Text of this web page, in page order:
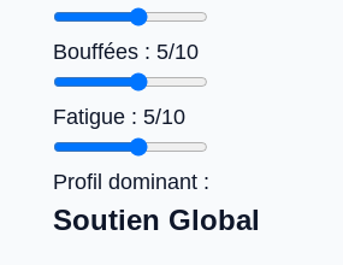
Bouffées : 5/10
Fatigue : 5/10
Profil dominant :
Soutien Global